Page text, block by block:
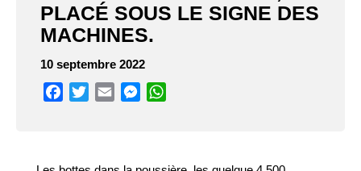
PLACÉ SOUS LE SIGNE DES
MACHINES.
10 septembre 2022
Facebook
TwitterEmail Messenger